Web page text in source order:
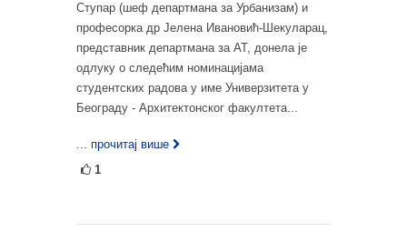
Ступар (шеф департмана за Урбанизам) и
професорка др Јелена Ивановић-Шекуларац,
представник департмана за АТ, донела је
одлуку о следећим номинацијама
студентских радова у име Универзитета у
Београду - Архитектонског факултета...
... прочитај више
1